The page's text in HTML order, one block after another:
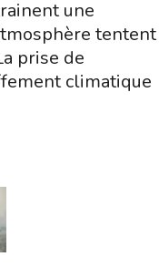
une
tentent
prise de
climatique